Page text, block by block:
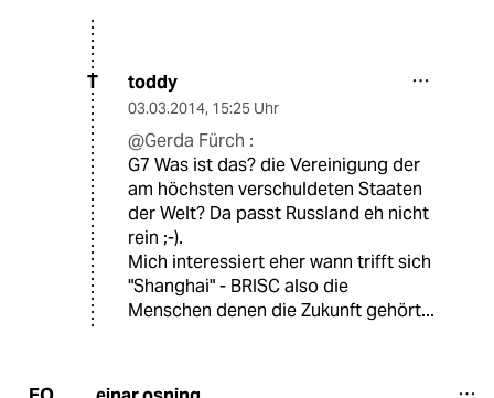
T toddy
03.03.2014, 15:25 Uhr
@Gerda Fürch :
G7 Was ist das? die Vereinigung der
am höchsten verschuldeten Staaten
der Welt? Da passt Russland eh nicht
rein ;-).
Mich interessiert eher wann trifft sich
"Shanghai" - BRISC also die
Menschen denen die Zukunft gehört...